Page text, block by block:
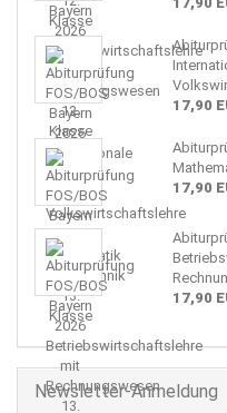
17,90
17,90
17,90
Newsletter-Anmeldung